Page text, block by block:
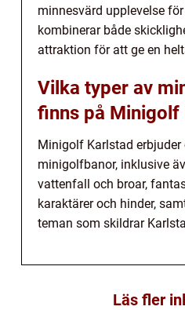
minnesvärd upplevelse
kombinerar både
attraktion för att ge en
Vilka typer av
finns på Minigolf
Minigolf Karlstad erbjuder
minigolfbanor, inklusive
vattenfall och broar,
karaktärer och hinder,
teman som skildrar
Läs fler